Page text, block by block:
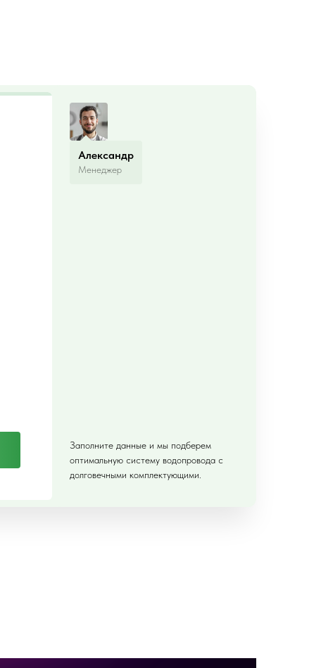
Александр
Менеджер
Заполните данные и мы подберем
оптимальную систему водопровода с
долговечными комплектующими.